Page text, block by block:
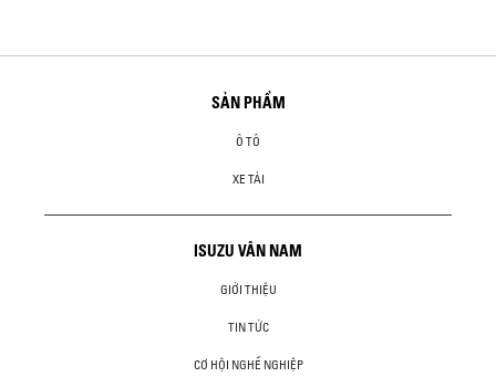
SẢN PHẨM
Ô TÔ
XE TẢI
ISUZU VÂN NAM
GIỚI THIỆU
TIN TỨC
CƠ HỘI NGHỀ NGHIỆP